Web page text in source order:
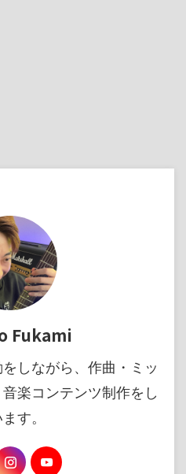
Fukami
しながら、作曲・ミッ
楽コンテンツ制作をし
す。